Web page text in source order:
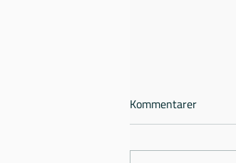
Kommentarer